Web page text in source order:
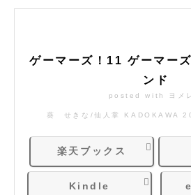
ゲーマーズ！11 ゲーマー
ンド
posted with ヨメ
葵 せきな/仙人掌 KADOKAWA
楽天ブックス
Kindle